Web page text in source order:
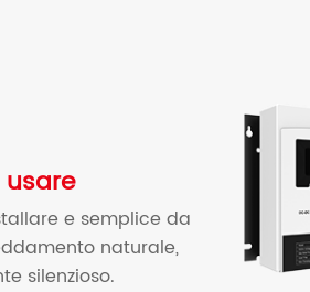
e semplice da
naturale,
silenzioso.